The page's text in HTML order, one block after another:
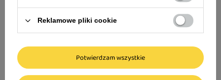
Over Zoo Szampon dla psa z
ketokonazolem i chlorheksydyną 250 ml
Najniższa cena
wprowadzeniem
Cena regularna:
Reklamowe pliki cookie
Potwierdzam wszystkie